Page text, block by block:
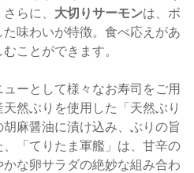
らに、 大切りサーモンは、ボ
味わいが特徴。食べ応えがあ
ことができます。
ーとして様々なお寿司をご用
然ぶりを使用した「天然ぶり
麻醤油に漬け込み、ぶりの旨
「てりたま軍艦」は、甘辛の
な卵サラダの絶妙な組み合わ